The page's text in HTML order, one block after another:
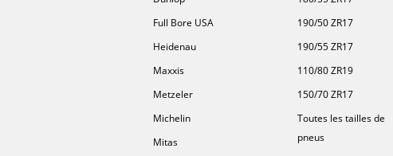
Full Bore USA
Heidenau
Maxxis
Metzeler
Michelin
Mitas
190/50 ZR17
190/55 ZR17
110/80 ZR19
150/70 ZR17
Toutes les tailles de
pneus